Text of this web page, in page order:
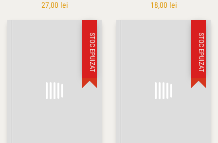
27,00 lei 18,00 lei
STOC EPUIZAT STOC EPUIZAT